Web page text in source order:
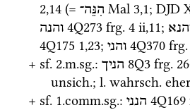
2,14 (= הִנֵּה־ Mal 3,1; DJD
והנה 4Q273 frg. 4 ii,11;
4Q175 1,23; והני 4Q370
+ sf. 2.m.sg.: הניך 8Q3 frg.
unsich.; l. wahrsch. eher
+ sf. 1.comm.sg.: הנני 4Q169